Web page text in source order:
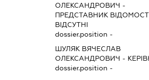
ОЛЕКСАНДРОВИЧ -
ПРЕДСТАВНИК
ВІДСУТНІ
dossier.position -
ШУЛЯК ВЯЧЕСЛАВ
ОЛЕКСАНДРОВИЧ -
dossier.position -